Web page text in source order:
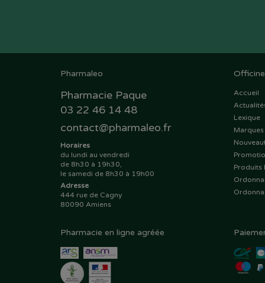
Pharmaleo
Pharmacie Paque
03 22 46 14 48
contact@pharmaleo.fr
Horaires
du lundi au vendredi
de 8h30 à 19h30,
le samedi de 8h30 à 19h00
Adresse
444 rue de Cagny
80090 Amiens
Officine
Accueil
Lexique
Produits
Pharmacie en ligne agréée